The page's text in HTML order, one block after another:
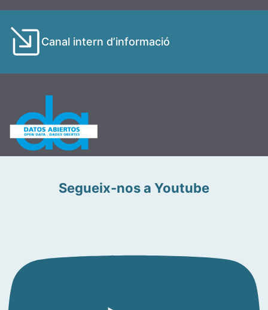
Canal intern d’informació
Segueix-nos a Youtube